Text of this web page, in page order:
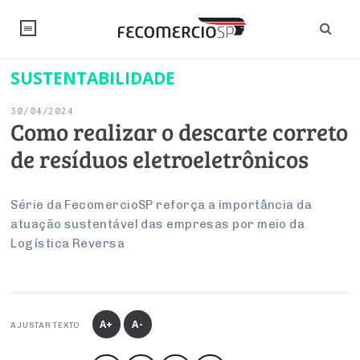
NOTÍCIAS
Artigos
PROJETOS ESPECIAIS:
Economia
Brasil
Economia Digital
Legislação
Trabalho
Arbitragem e Mediação
Reforma Tributária
Negócios
ESG
Últimas Notícias
PESQUISAS
FALE CONOSCO
INSTITUCIONAL
Negociações Coletivas
Conselho de Turismo
EMPRESAS
SUSTENTABILIDADE
30/04/2024
Como realizar o descarte correto
de resíduos eletroeletrônicos
Série da FecomercioSP reforça a importância da
atuação sustentável das empresas por meio da
Logística Reversa
AJUSTAR TEXTO A+ A-